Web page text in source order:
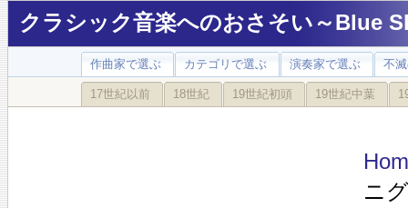
クラシック音楽へのおさそい～Blue
作曲家で選ぶ カテゴリで選ぶ 演奏家で選ぶ 不
17世紀以前 18世紀 19世紀初頭 19世紀中葉
ニ